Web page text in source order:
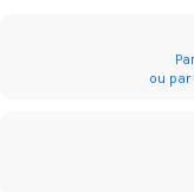
ou